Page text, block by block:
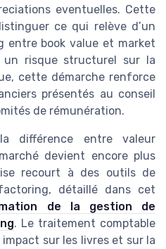
eventuelles. Cette
ce qui relève d’un
entre book value et market
risque structurel sur la
cette démarche renforce
présentés au conseil
de rémunération.
différence entre valeur
devient encore plus
recourt à des outils de
détaillé dans cet
de la gestion de
. Le traitement comptable
sur les livres et sur la